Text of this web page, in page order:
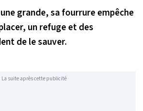
grande, sa fourrure empêche
un refuge et des
de le sauver.
La suite après cette publicité